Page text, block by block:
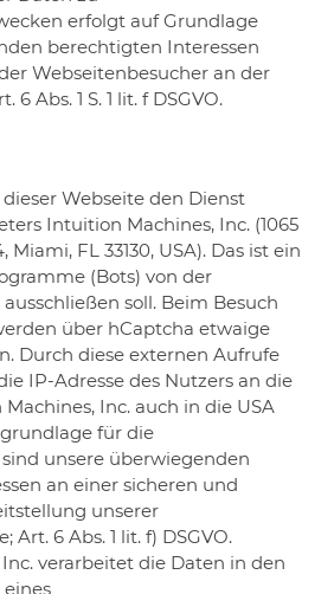
erfolgt auf Grundlage
berechtigten Interessen
Webseitenbesucher an der
Abs. 1 S. 1 lit. f DSGVO.
Webseite den Dienst
Intuition Machines, Inc. (1065
FL 33130, USA). Das ist ein
(Bots) von der
soll. Beim Besuch
über hCaptcha etwaige
Durch diese externen Aufrufe
IP-Adresse des Nutzers an die
Inc. auch in die USA
für die
unsere überwiegenden
an einer sicheren und
unserer
Art. 6 Abs. 1 lit. f) DSGVO.
verarbeitet die Daten in den
eines